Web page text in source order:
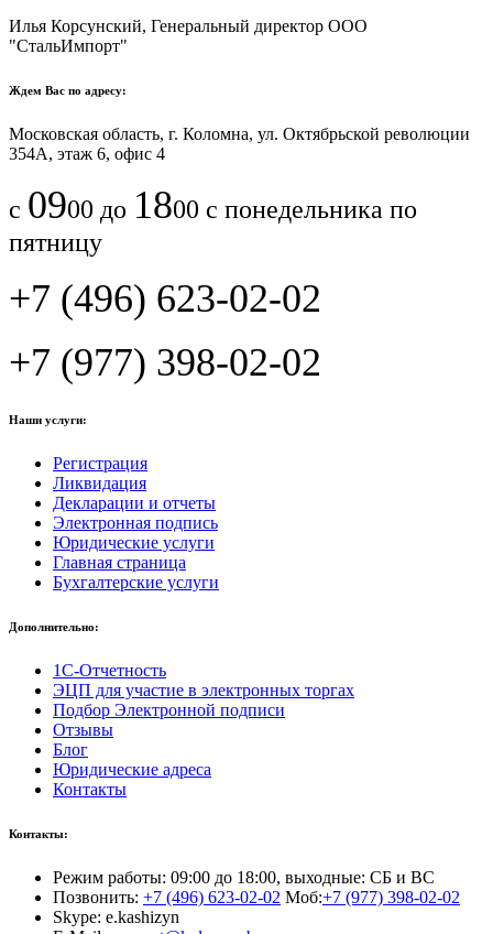
Илья Корсунский, Генеральный директор ООО
"СтальИмпорт"
Ждем Вас по адресу:
Московская область, г. Коломна, ул. Октябрьской революции
354А, этаж 6, офис 4
с 0900 до 1800 с понедельника по
пятницу
+7 (496) 623-02-02
+7 (977) 398-02-02
Наши услуги:
Регистрация
Ликвидация
Декларации и отчеты
Электронная подпись
Юридические услуги
Главная страница
Бухгалтерские услуги
Дополнительно:
1С-Отчетность
ЭЦП для участие в электронных торгах
Подбор Электронной подписи
Отзывы
Блог
Юридические адреса
Контакты
Контакты:
Режим работы: 09:00 до 18:00, выходные: СБ и ВС
Позвонить: +7 (496) 623-02-02 Моб:+7 (977) 398-02-02
Skype: e.kashizyn